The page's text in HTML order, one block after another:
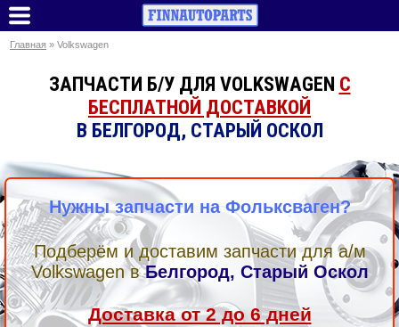
Главная » Volkswagen
ЗАПЧАСТИ Б/У ДЛЯ VOLKSWAGEN С
БЕСПЛАТНОЙ ДОСТАВКОЙ
В БЕЛГОРОД, СТАРЫЙ ОСКОЛ
Нужны запчасти на Фольксваген?
Подберём и доставим запчасти для а/м
VolkswagenвБелгород, Старый Оскол
Доставка от 2 до 6 дней